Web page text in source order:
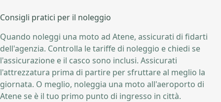
Consigli pratici per il noleggio
Quando noleggi una moto ad Atene, assicurati di fidarti
dell'agenzia. Controlla le tariffe di noleggio e chiedi se
l'assicurazione e il casco sono inclusi. Assicurati
l'attrezzatura prima di partire per sfruttare al meglio la
giornata. O meglio, noleggia una moto all'aeroporto di
Atene se è il tuo primo punto di ingresso in città.